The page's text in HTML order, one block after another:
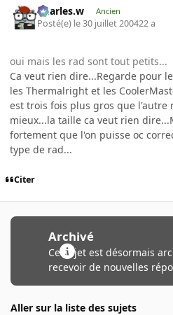
Charles.w Ancien
Posté(e) le 30 juillet 200422 a
oui mais les rad sont tout petits...
Ca veut rien dire...Regarde pour
les Thermalright et les
est trois fois plus gros que l'autre
mieux...la taille ca veut rien
fortement que l'on puisse oc
type de rad...
Citer
Archivé
Ce sujet est désormais
recevoir de nouvelles
Aller sur la liste des sujets